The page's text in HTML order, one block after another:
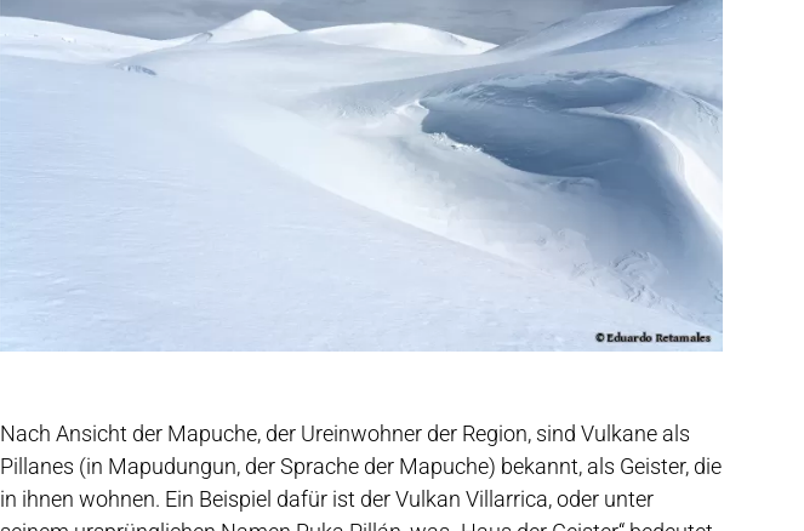
Nach Ansicht der Mapuche, der Ureinwohner der Region, sind Vulkane als
Pillanes (in Mapudungun, der Sprache der Mapuche) bekannt, als Geister, die
in ihnen wohnen. Ein Beispiel dafür ist der Vulkan Villarrica, oder unter